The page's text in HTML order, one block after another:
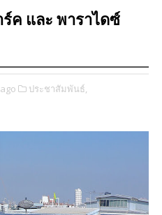
ค และ พาราไดซ์
ประชาสัมพันธ์,